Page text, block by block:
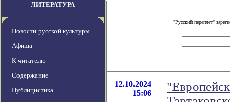
ЛИТЕРАТУРА
Новости русской культуры
Афиша
К читателю
Содержание
Публицистика
"Русский переплет"
12.10.2024
15:06